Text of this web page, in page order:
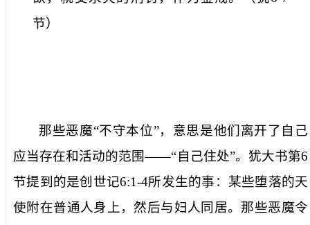
节）
那些恶魔“不守本位”，意思是他们离开了自己
应当存在和活动的范围——“自己住处”。犹大书第6
节提到的是创世记6:1-4所发生的事：某些堕落的天
使附在普通人身上，然后与妇人同居。那些恶魔令